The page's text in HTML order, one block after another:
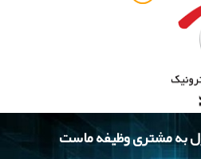
به مشتری وظیفه ماست